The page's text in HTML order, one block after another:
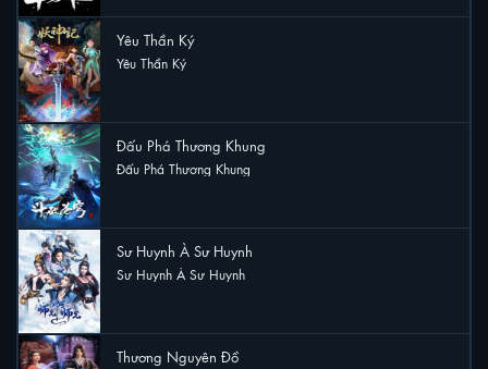
Yêu Thần Ký
Yêu Thần Ký
Đấu Phá Thương Khung
Đấu Phá Thương Khung
Sư Huynh À Sư Huynh
Sư Huynh À Sư Huynh
Thương Nguyên Đồ